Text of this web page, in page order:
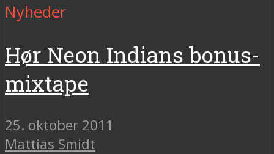
Nyheder
Hør Neon Indians bonus-
mixtape
25. oktober 2011
Mattias Smidt